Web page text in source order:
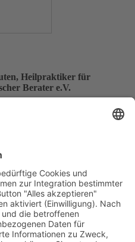
Heilpraktiker für
Berater e.V.
geschützt! Zur Anzeige